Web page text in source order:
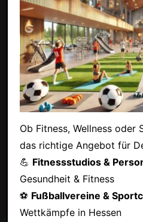
Ob Fitness, Wellness oder
das richtige Angebot für
💪 Fitnessstudios &
Gesundheit & Fitness
⚽ Fußballvereine &
Wettkämpfe in Hessen